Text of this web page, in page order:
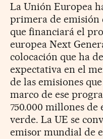
La Unión Europea
primera de emisión
que financiará el
europea Next
colocación que ha
expectativa en el
de las emisiones
marco de ese
750.000 millones
verde. La UE se
emisor mundial de